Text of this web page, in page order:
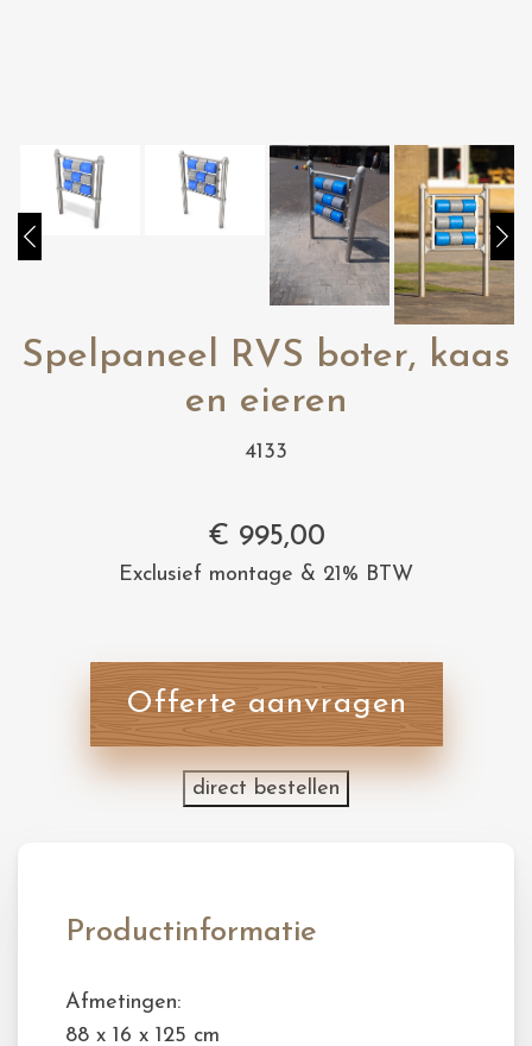
Spelpaneel RVS boter, kaas
en eieren
4133
€ 995,00
Exclusief montage & 21% BTW
Offerte aanvragen
direct bestellen
Productinformatie
Afmetingen:
88 x 16 x 125 cm